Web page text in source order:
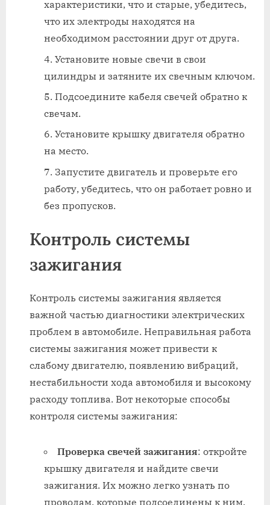
характеристики, что и старые, убедитесь,
что их электроды находятся на
необходимом расстоянии друг от друга.
Установите новые свечи в свои
цилиндры и затяните их свечным ключом.
Подсоедините кабеля свечей обратно к
свечам.
Установите крышку двигателя обратно
на место.
Запустите двигатель и проверьте его
работу, убедитесь, что он работает ровно и
без пропусков.
Контроль системы
зажигания
Контроль системы зажигания является
важной частью диагностики электрических
проблем в автомобиле. Неправильная работа
системы зажигания может привести к
слабому двигателю, появлению вибраций,
нестабильности хода автомобиля и высокому
расходу топлива. Вот некоторые способы
контроля системы зажигания:
Проверка свечей зажигания: откройте
крышку двигателя и найдите свечи
зажигания. Их можно легко узнать по
проводам, которые подсоединены к ним.